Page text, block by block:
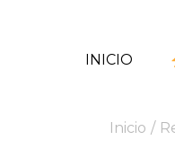
INICIO
Inicio /